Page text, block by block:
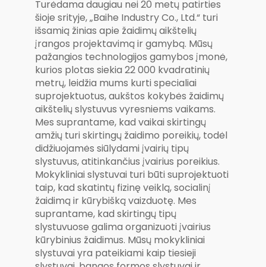
Turėdama daugiau nei 20 metų patirties
šioje srityje, „Baihe Industry Co., Ltd.“ turi
išsamią žinias apie žaidimų aikštelių
įrangos projektavimą ir gamybą. Mūsų
pažangios technologijos gamybos įmonė,
kurios plotas siekia 22 000 kvadratinių
metrų, leidžia mums kurti specialiai
suprojektuotus, aukštos kokybės žaidimų
aikštelių slystuvus vyresniems vaikams.
Mes suprantame, kad vaikai skirtingų
amžių turi skirtingų žaidimo poreikių, todėl
didžiuojamės siūlydami įvairių tipų
slystuvus, atitinkančius įvairius poreikius.
Mokykliniai slystuvai turi būti suprojektuoti
taip, kad skatintų fizinę veiklą, socialinį
žaidimą ir kūrybišką vaizduotę. Mes
suprantame, kad skirtingų tipų
slystuvuose galima organizuoti įvairius
kūrybinius žaidimus. Mūsų mokykliniai
slystuvai yra pateikiami kaip tiesieji